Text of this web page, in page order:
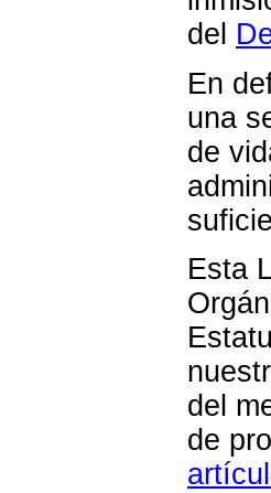
del
En
una
de
Esta
del
de